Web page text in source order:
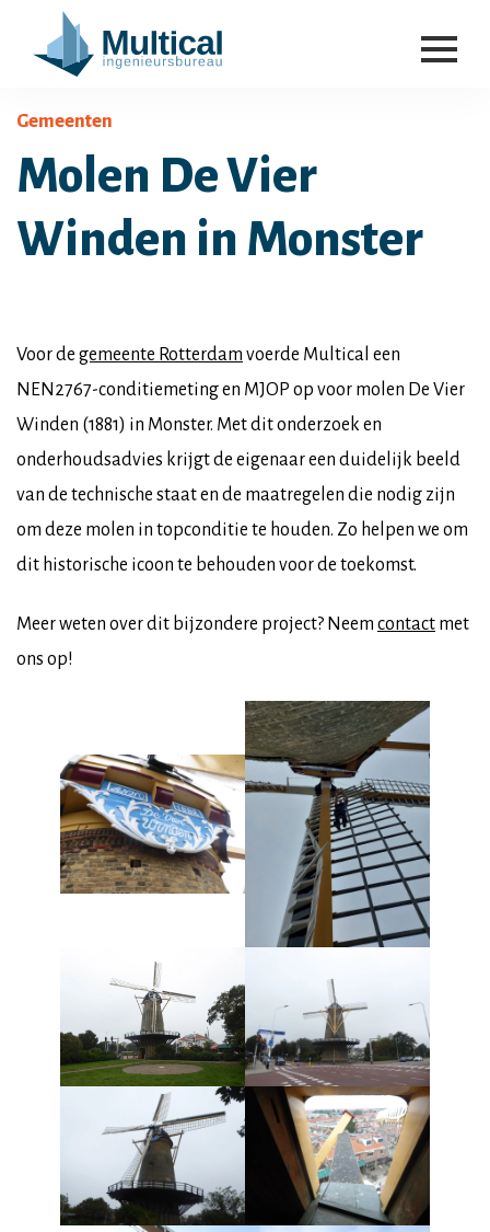
Gemeenten
Molen De Vier
Winden in Monster
Voor de gemeente Rotterdam voerde Multical een
NEN2767-conditiemeting en MJOP op voor molen De Vier
Winden (1881) in Monster. Met dit onderzoek en
onderhoudsadvies krijgt de eigenaar een duidelijk beeld
van de technische staat en de maatregelen die nodig zijn
om deze molen in topconditie te houden. Zo helpen we om
dit historische icoon te behouden voor de toekomst.
Meer weten over dit bijzondere project? Neem contact met
ons op!